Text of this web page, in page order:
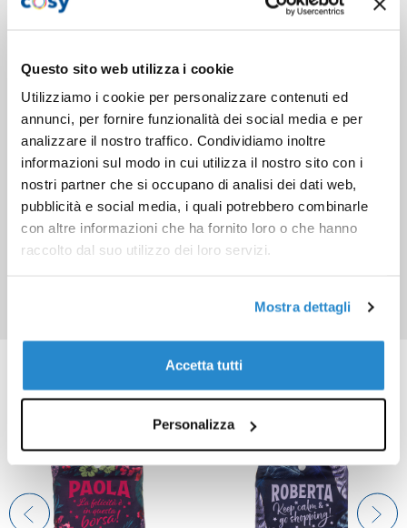
Questo sito web utilizza i cookie
Utilizziamo i cookie per personalizzare contenuti ed
annunci, per fornire funzionalità dei social media e per
analizzare il nostro traffico. Condividiamo inoltre
informazioni sul modo in cui utilizza il nostro sito con i
nostri partner che si occupano di analisi dei dati web,
pubblicità e social media, i quali potrebbero combinarle
con altre informazioni che ha fornito loro o che hanno
raccolto dal suo utilizzo dei loro servizi.
Mostra dettagli
Accetta tutti
Personalizza
Prodotti correlati